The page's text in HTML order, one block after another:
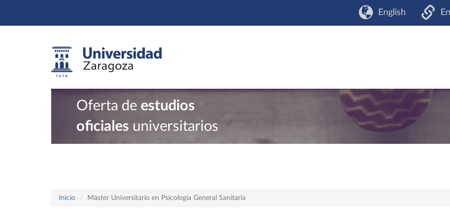
English
Oferta de estudios
oficiales universitarios
Inicio Máster Universitario en Psicología General Sanitaria